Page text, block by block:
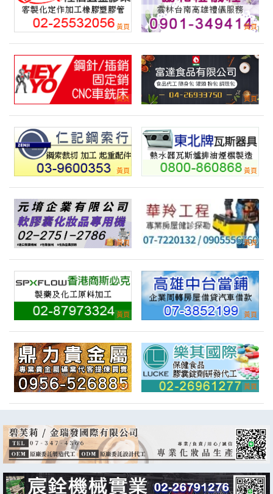
產業:化學化工氣體製造代理
來自:艾OO技OO有OO司 詢價
時間:08/05 13:45
***n.zhang@idwater.com.tw
3,5米。4.5米各多少錢
產業:輸送機械設備製造代理
來自:立OO作O 詢價
時間:08/05 13:44
立即報價
***schenling73@gmail.com
詢價插座雙聯 有此需求
產業:印刷光電元零件
來自:廣OO腦 詢價
時間:08/05 13:41
立即報價
***an.xiao@quantatw.com
A4空白貼紙 需裁剪成每小格1.7cm x 5.3cm
產業:包裝包材
時間:08/05 13:35
立即報價
***0978011816@gmail.com
鋁製陽極印刷銘版詢價
產業:五金製品代工
來自:蔡OO 詢價
時間:08/05 13:10
立即報價
***hony@homemedical.com.tw
調料零件 有此需求 請協助報價給我
產業:被動元件半導體
時間:08/05 13:01
立即報價
***hiuo4660@gmail.com
3個電表其中有一個電表的契約容量每個月超標(罰款
3000~20000元不等).
產業:水電照明